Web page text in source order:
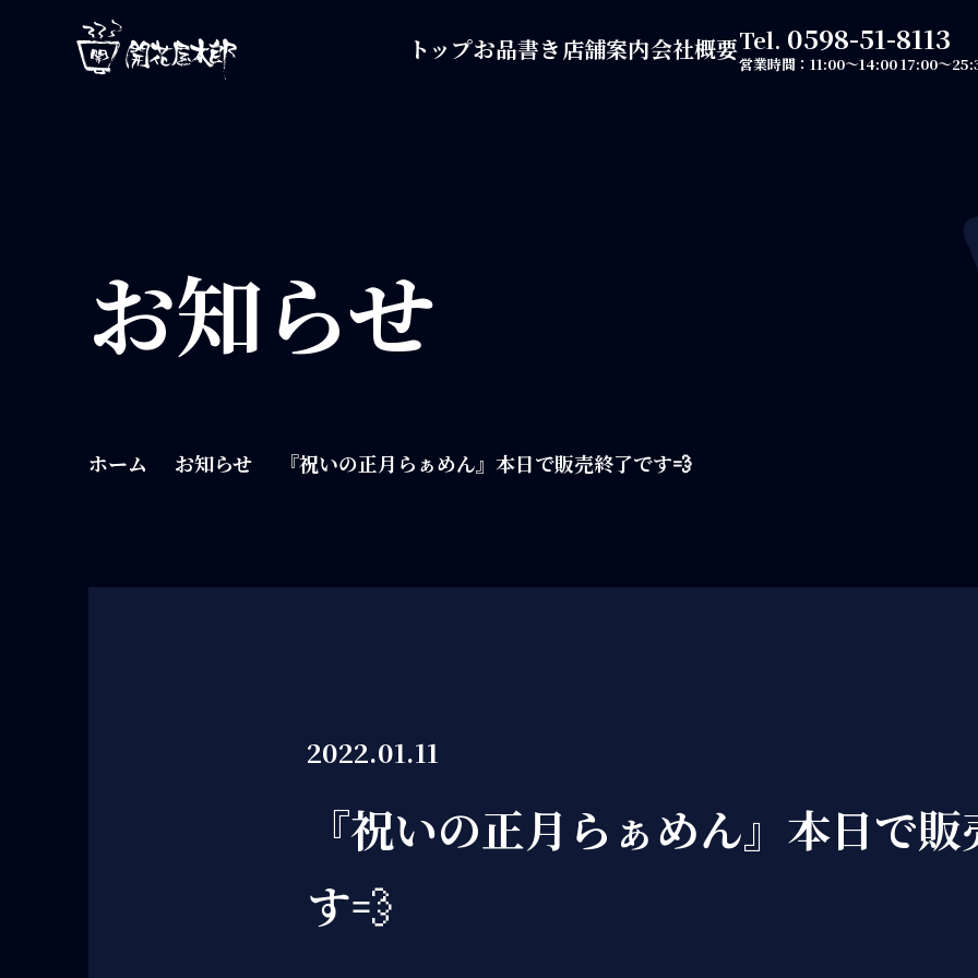
トップお品書き店舗案内会社概要Tel. 0598-51-8113
営業時間： 11:00～14:0017:00～
お知らせ
ホーム お知らせ 『祝いの正月らぁめん』本日で販売終了です💨
2022.01.11
『祝いの正月らぁめん』本日で
す💨